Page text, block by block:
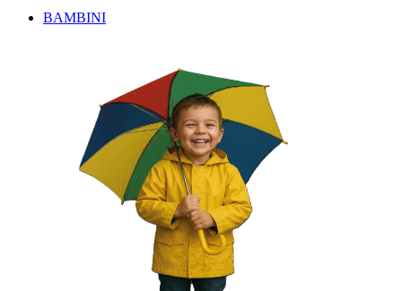
BAMBINI